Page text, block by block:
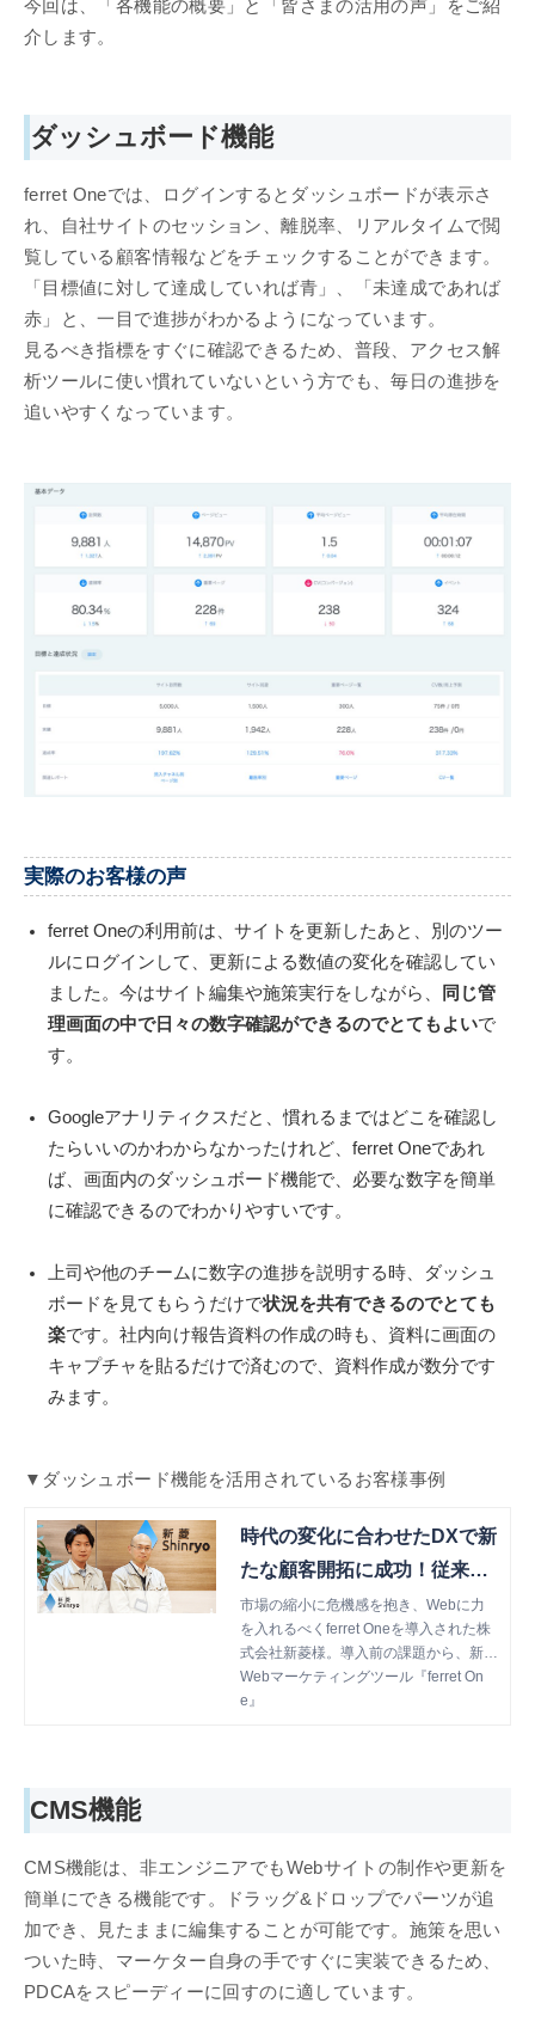
今回は、「各機能の概要」と「皆さまの活用の声」をご紹
介します。
ダッシュボード機能
ferret Oneでは、ログインするとダッシュボードが表示さ
れ、自社サイトのセッション、離脱率、リアルタイムで閲
覧している顧客情報などをチェックすることができます。
「目標値に対して達成していれば青」、「未達成であれば
赤」と、一目で進捗がわかるようになっています。
見るべき指標をすぐに確認できるため、普段、アクセス解
析ツールに使い慣れていないという方でも、毎日の進捗を
追いやすくなっています。
実際のお客様の声
ferret Oneの利用前は、サイトを更新したあと、別のツー
ルにログインして、更新による数値の変化を確認してい
ました。今はサイト編集や施策実行をしながら、
同じ管
理画面の中で日々の数字確認ができるのでとてもよいで
す。
Googleアナリティクスだと、慣れるまではどこを確認し
たらいいのかわからなかったけれど、ferret Oneであれ
ば、画面内のダッシュボード機能で、必要な数字を簡単
に確認できるのでわかりやすいです。
上司や他のチームに数字の進捗を説明する時、ダッシュ
ボードを見てもらうだけで状況を共有できるのでとても
楽です。社内向け報告資料の作成の時も、資料に画面の
キャプチャを貼るだけで済むので、資料作成が数分です
みます。
▼ダッシュボード機能を活用されているお客様事例
時代の変化に合わせたDXで新
たな顧客開拓に成功！従来は
なかったWebサイト経由での
受注を獲得
市場の縮小に危機感を抱き、Webに力
を入れるべくferret Oneを導入された株
式会社新菱様。導入前の課題から、新し
い顧客層の開拓といった導入後の成果に
ついて、お伺いしました。
Webマーケティングツール『ferret On
e』
CMS機能
CMS機能は、非エンジニアでもWebサイトの制作や更新を
簡単にできる機能です。ドラッグ&ドロップでパーツが追
加でき、見たままに編集することが可能です。施策を思い
ついた時、マーケター自身の手ですぐに実装できるため、
PDCAをスピーディーに回すのに適しています。